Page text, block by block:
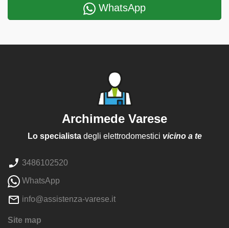
WhatsApp
Archimede Varese
Lo specialistadegli elettrodomestici vicino a te
3486102520
WhatsApp
info@assistenza-varese.it
Site map